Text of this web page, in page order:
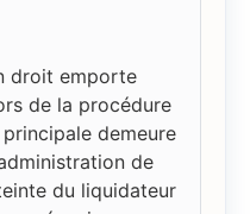
droit emporte
de la procédure
demeure
de
du liquidateur